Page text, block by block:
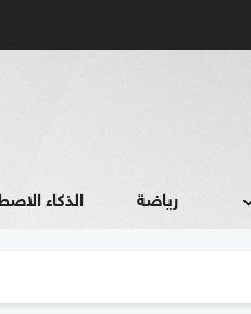
رياضة الذكاء